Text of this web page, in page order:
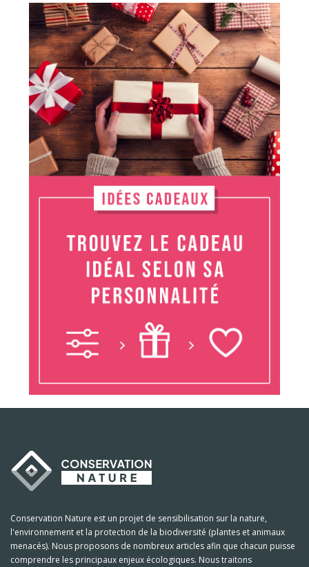
Conservation Nature est un projet de sensibilisation sur la nature,
l'environnement et la protection de la biodiversité (plantes et animaux
menacés). Nous proposons de nombreux articles afin que chacun puisse
comprendre les principaux enjeux écologiques. Nous traitons